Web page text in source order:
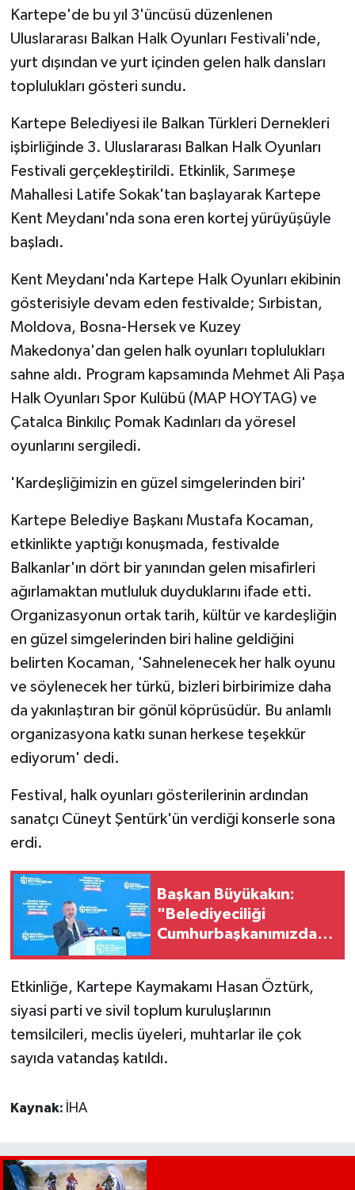
Kartepe'de bu yıl 3'üncüsü düzenlenen
Uluslararası Balkan Halk Oyunları Festivali'nde,
yurt dışından ve yurt içinden gelen halk dansları
toplulukları gösteri sundu.
Kartepe Belediyesi ile Balkan Türkleri Dernekleri
işbirliğinde 3. Uluslararası Balkan Halk Oyunları
Festivali gerçekleştirildi. Etkinlik, Sarımeşe
Mahallesi Latife Sokak'tan başlayarak Kartepe
Kent Meydanı'nda sona eren kortej yürüyüşüyle
başladı.
Kent Meydanı'nda Kartepe Halk Oyunları ekibinin
gösterisiyle devam eden festivalde; Sırbistan,
Moldova, Bosna-Hersek ve Kuzey
Makedonya'dan gelen halk oyunları toplulukları
sahne aldı. Program kapsamında Mehmet Ali Paşa
Halk Oyunları Spor Kulübü (MAP HOYTAG) ve
Çatalca Binkılıç Pomak Kadınları da yöresel
oyunlarını sergiledi.
'Kardeşliğimizin en güzel simgelerinden biri'
Kartepe Belediye Başkanı Mustafa Kocaman,
etkinlikte yaptığı konuşmada, festivalde
Balkanlar'ın dört bir yanından gelen misafirleri
ağırlamaktan mutluluk duyduklarını ifade etti.
Organizasyonun ortak tarih, kültür ve kardeşliğin
en güzel simgelerinden biri haline geldiğini
belirten Kocaman, 'Sahnelenecek her halk oyunu
ve söylenecek her türkü, bizleri birbirimize daha
da yakınlaştıran bir gönül köprüsüdür. Bu anlamlı
organizasyona katkı sunan herkese teşekkür
ediyorum' dedi.
Festival, halk oyunları gösterilerinin ardından
sanatçı Cüneyt Şentürk'ün verdiği konserle sona
erdi.
Başkan Büyükakın:
"Belediyeciliği
Cumhurbaşkanımızdan
Etkinliğe, Kartepe Kaymakamı Hasan Öztürk,
siyasi parti ve sivil toplum kuruluşlarının
temsilcileri, meclis üyeleri, muhtarlar ile çok
sayıda vatandaş katıldı.
Kaynak: İHA